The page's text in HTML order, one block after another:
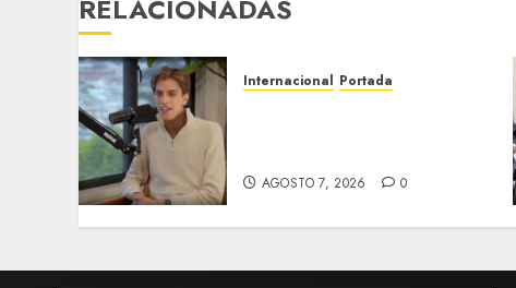
RELACIONADAS
Internacional Portada
AGOSTO 7, 2026 0